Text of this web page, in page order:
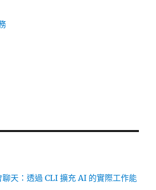
天：透過 CLI 擴充 AI 的實際工作能